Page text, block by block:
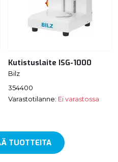
Kutistuslaite ISG-1000
Bilz
354400
Varastotilanne: Ei varastossa
TUOTTEITA